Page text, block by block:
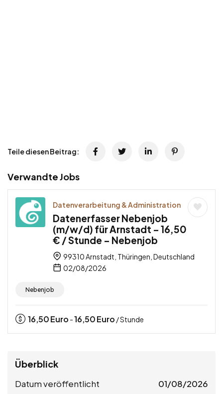
Teile diesen Beitrag:
Verwandte Jobs
Datenverarbeitung & Administration
Datenerfasser Nebenjob
(m/w/d) für Arnstadt – 16,50
€ / Stunde – Nebenjob
99310 Arnstadt, Thüringen, Deutschland
02/08/2026
Nebenjob
16,50Euro -16,50Euro / Stunde
Überblick
Datum veröffentlicht 01/08/2026